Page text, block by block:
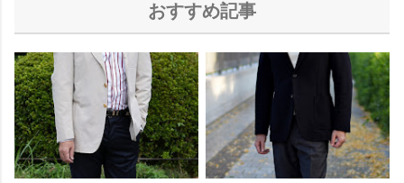
おすすめ記事